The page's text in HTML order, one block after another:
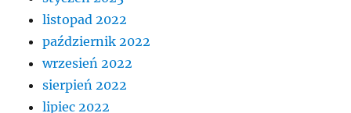
listopad 2022
październik 2022
wrzesień 2022
sierpień 2022
lipiec 2022